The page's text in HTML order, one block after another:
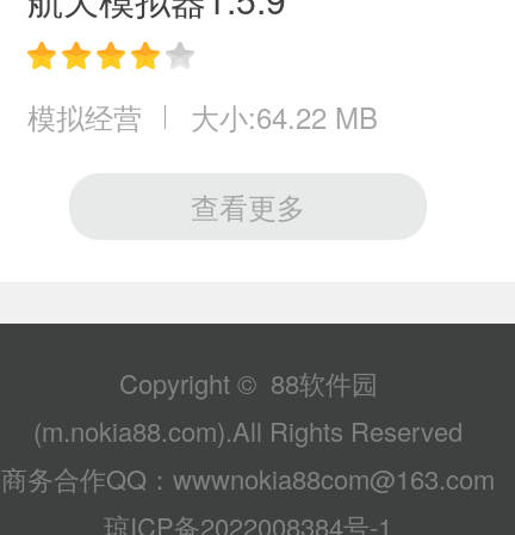
模拟经营 大小:64.22 MB
查看更多
Copyright © 88软件园
(m.nokia88.com).All Rights Reserved
商务合作QQ：wwwnokia88com@163.com
琼ICP备2022008384号-1